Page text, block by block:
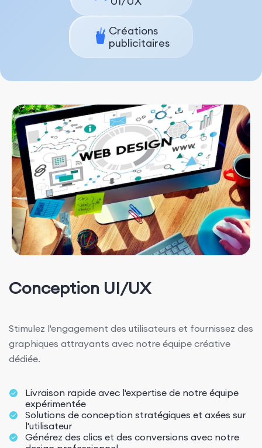
Créations
publicitaires
Conception UI/UX
Stimulez l'engagement des utilisateurs et fournissez des
graphiques attrayants avec notre équipe créative
dédiée.
Livraison rapide avec l'expertise de notre équipe
expérimentée
Solutions de conception stratégiques et axées sur
l'utilisateur
Générez des clics et des conversions avec notre